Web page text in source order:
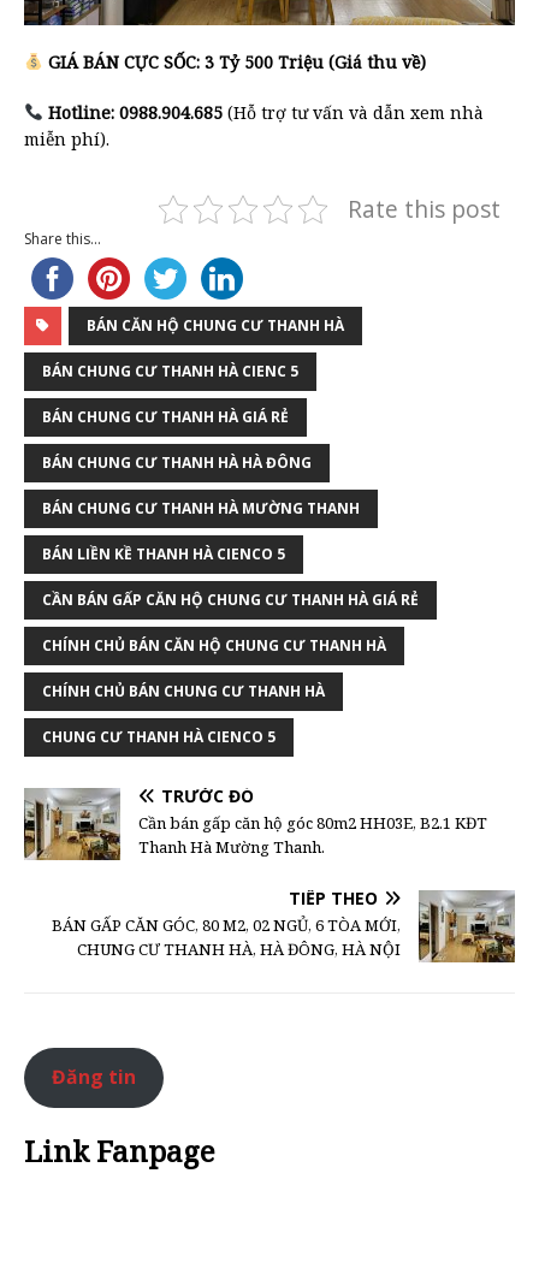
GIÁ BÁN CỰC SỐC: 3 Tỷ 500 Triệu (Giá thu về)
Hotline: 0988.904.685(Hỗ trợ tư vấn và dẫn xem nhà
miễn phí).
Rate this post
Share this...
BÁN CĂN HỘ CHUNG CƯ THANH HÀ
BÁN CHUNG CƯ THANH HÀ CIENC 5
BÁN CHUNG CƯ THANH HÀ GIÁ RẺ
BÁN CHUNG CƯ THANH HÀ HÀ ĐÔNG
BÁN CHUNG CƯ THANH HÀ MƯỜNG THANH
BÁN LIỀN KỀ THANH HÀ CIENCO 5
CẦN BÁN GẤP CĂN HỘ CHUNG CƯ THANH HÀ GIÁ RẺ
CHÍNH CHỦ BÁN CĂN HỘ CHUNG CƯ THANH HÀ
CHÍNH CHỦ BÁN CHUNG CƯ THANH HÀ
CHUNG CƯ THANH HÀ CIENCO 5
TRƯỚC ĐÓ
Cần bán gấp căn hộ góc 80m2 HH03E, B2.1 KĐT
Thanh Hà Mường Thanh.
TIẾP THEO
BÁN GẤP CĂN GÓC, 80 M2, 02 NGỦ, 6 TÒA MỚI,
CHUNG CƯ THANH HÀ, HÀ ĐÔNG, HÀ NỘI
Đăng tin
Link Fanpage